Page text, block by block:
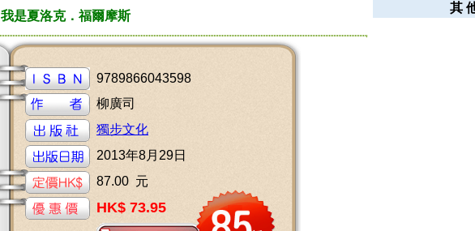
我是夏洛克．福爾摩斯
9789866043598
柳廣司
獨步文化
2013年8月29日
87.00 元
HK$ 73.95
其